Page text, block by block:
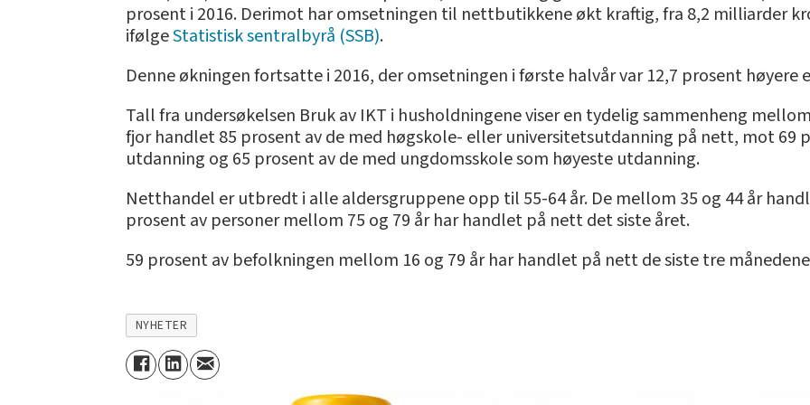
prosent i 2016. Derimot har omsetningen til nettbutikkene økt kraftig, fra 8,2 milliarder
ifølgeStatistisk sentralbyrå (SSB).
Denne økningen fortsatte i 2016, der omsetningen i første halvår var 12,7 prosent høyere
Tall fra undersøkelsen Bruk av IKT i husholdningene viser en tydelig sammenheng
fjor handlet 85 prosent av de med høgskole- eller universitetsutdanning på nett, mot 69
utdanning og 65 prosent av de med ungdomsskole som høyeste utdanning.
Netthandel er utbredt i alle aldersgruppene opp til 55-64 år. De mellom 35 og 44 år
prosent av personer mellom 75 og 79 år har handlet på nett det siste året.
59 prosent av befolkningen mellom 16 og 79 år har handlet på nett de siste tre
NYHETER